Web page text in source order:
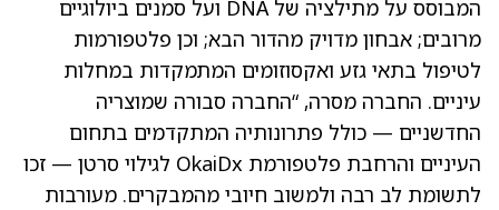
המבוסס על מתילציה של DNA ועל סמנים ביולוגיים
מרובים; אבחון מדויק מהדור הבא; וכן פלטפורמות
לטיפול בתאי גזע ואקסוזומים המתמקדות במחלות
עיניים. החברה מסרה, “החברה סבורה שמוצריה
החדשניים — כולל פתרונותיה המתקדמים בתחום
העיניים והרחבת פלטפורמת OkaiDx לגילוי סרטן — זכו
לתשומת לב רבה ולמשוב חיובי מהמבקרים. מעורבות